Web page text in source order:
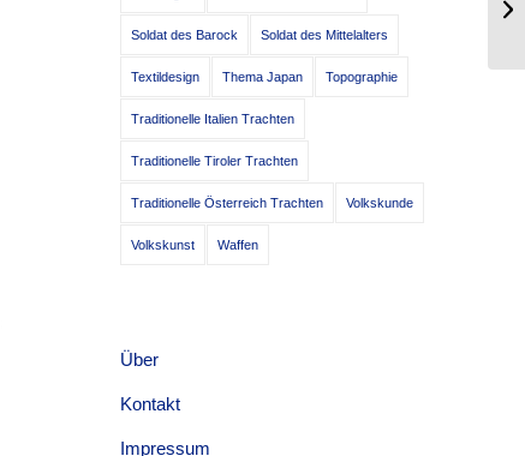
Soldat des Barock Soldat des Mittelalters
Textildesign Thema Japan Topographie
Traditionelle Italien Trachten
Traditionelle Tiroler Trachten
Traditionelle Österreich Trachten Volkskunde
Volkskunst Waffen
Über
Kontakt
Impressum